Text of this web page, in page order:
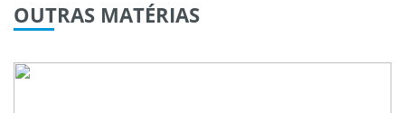
OUTRAS MATÉRIAS